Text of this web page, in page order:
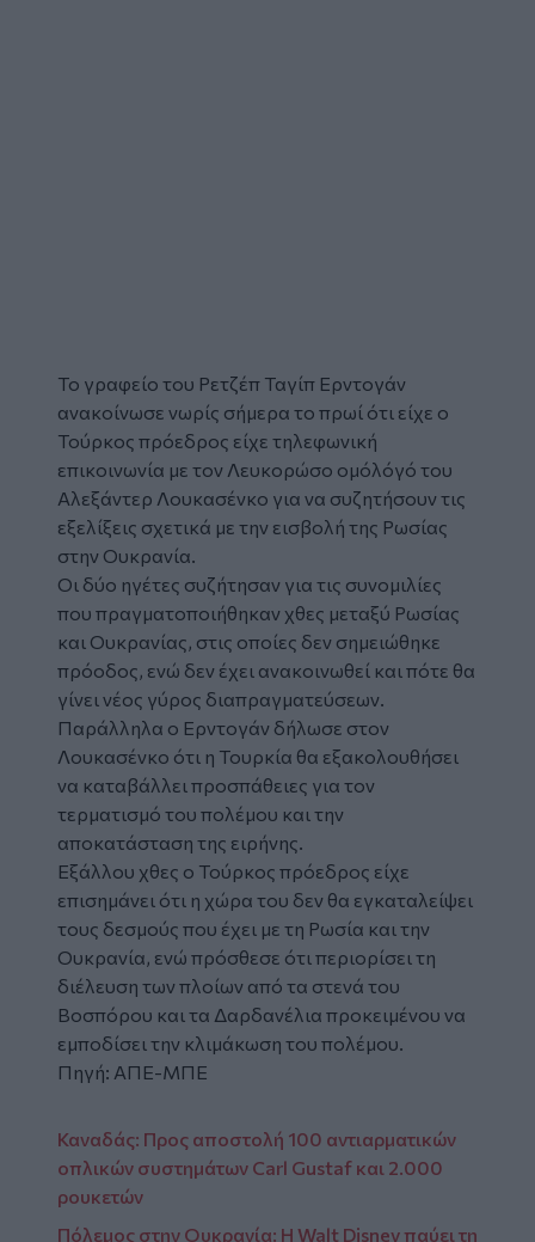
Το γραφείο του Ρετζέπ Ταγίπ Ερντογάν
ανακοίνωσε νωρίς σήμερα το πρωί ότι είχε ο
Τούρκος πρόεδρος είχε τηλεφωνική
επικοινωνία με τον Λευκορώσο ομόλόγό του
Αλεξάντερ Λουκασένκο για να συζητήσουν τις
εξελίξεις σχετικά με την εισβολή της Ρωσίας
στην Ουκρανία.
Οι δύο ηγέτες συζήτησαν για τις συνομιλίες
που πραγματοποιήθηκαν χθες μεταξύ Ρωσίας
και Ουκρανίας, στις οποίες δεν σημειώθηκε
πρόοδος, ενώ δεν έχει ανακοινωθεί και πότε θα
γίνει νέος γύρος διαπραγματεύσεων.
Παράλληλα ο Ερντογάν δήλωσε στον
Λουκασένκο ότι η Τουρκία θα εξακολουθήσει
να καταβάλλει προσπάθειες για τον
τερματισμό του πολέμου και την
αποκατάσταση της ειρήνης.
Εξάλλου χθες ο Τούρκος πρόεδρος είχε
επισημάνει ότι η χώρα του δεν θα εγκαταλείψει
τους δεσμούς που έχει με τη Ρωσία και την
Ουκρανία, ενώ πρόσθεσε ότι περιορίσει τη
διέλευση των πλοίων από τα στενά του
Βοσπόρου και τα Δαρδανέλια προκειμένου να
εμποδίσει την κλιμάκωση του πολέμου.
Πηγή: ΑΠΕ-ΜΠΕ
Καναδάς: Προς αποστολή 100 αντιαρματικών
οπλικών συστημάτων Carl Gustaf και 2.000
ρουκετών
Πόλεμος στην Ουκρανία: Η Walt Disney παύει τη